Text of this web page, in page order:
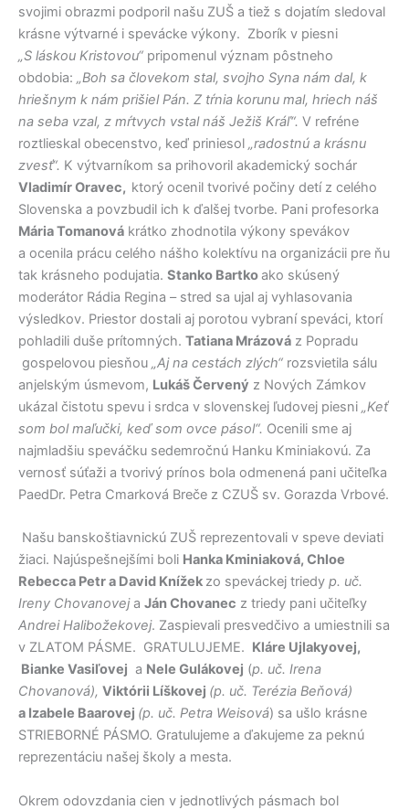
svojimi obrazmi podporil našu ZUŠ a tiež s dojatím sledoval
krásne výtvarné i spevácke výkony. Zborík v piesni
„S láskou Kristovou“ pripomenul význam pôstneho
obdobia: „Boh sa človekom stal, svojho Syna nám dal, k
hriešnym k nám prišiel Pán. Z tŕnia korunu mal, hriech náš
na seba vzal, z mŕtvych vstal náš Ježiš Kráľ“. V refréne
roztlieskal obecenstvo, keď priniesol „radostnú a krásnu
zvesť“. K výtvarníkom sa prihovoril akademický sochár
Vladimír Oravec, ktorý ocenil tvorivé počiny detí z celého
Slovenska a povzbudil ich k ďalšej tvorbe. Pani profesorka
Mária Tomanová krátko zhodnotila výkony spevákov
a ocenila prácu celého nášho kolektívu na organizácii pre ňu
tak krásneho podujatia. Stanko Bartkoako skúsený
moderátor Rádia Regina – stred sa ujal aj vyhlasovania
výsledkov. Priestor dostali aj porotou vybraní speváci, ktorí
pohladili duše prítomných. Tatiana Mrázová z Popradu
gospelovou piesňou „Aj na cestách zlých“ rozsvietila sálu
anjelským úsmevom, Lukáš Červený z Nových Zámkov
ukázal čistotu spevu i srdca v slovenskej ľudovej piesni „Keť
som bol maľučki, keď som ovce pásol“. Ocenili sme aj
najmladšiu speváčku sedemročnú Hanku Kminiakovú. Za
vernosť súťaži a tvorivý prínos bola odmenená pani učiteľka
PaedDr. Petra Cmarková Breče z CZUŠ sv. Gorazda Vrbové.
Našu banskoštiavnickú ZUŠ reprezentovali v speve deviati
žiaci. Najúspešnejšími boli Hanka Kminiaková, Chloe
Rebecca Petr a David Knížek zo speváckej triedy p. uč.
Ireny Chovanoveja Ján Chovanec z triedy pani učiteľky
Andrei Halibožekovej. Zaspievali presvedčivo a umiestnili sa
v ZLATOM PÁSME. GRATULUJEME. Kláre Ujlakyovej,
Bianke Vasiľovej a Nele Gulákovej (p. uč. Irena
Chovanová), Viktórii Líškovej (p. uč. Terézia Beňová)
a Izabele Baarovej (p. uč. Petra Weisová) sa ušlo krásne
STRIEBORNÉ PÁSMO. Gratulujeme a ďakujeme za peknú
reprezentáciu našej školy a mesta.
Okrem odovzdania cien v jednotlivých pásmach bol